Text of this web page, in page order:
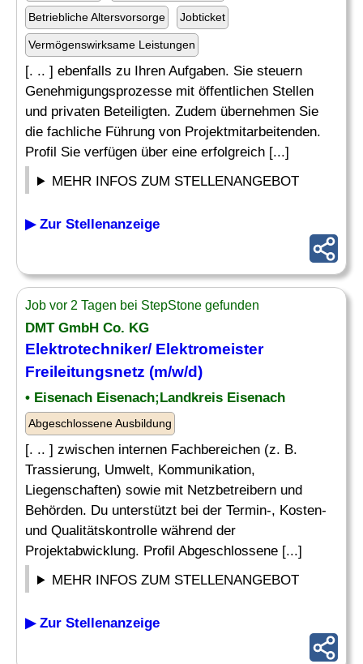
Betriebliche Altersvorsorge Jobticket
Vermögenswirksame Leistungen
[. .. ] ebenfalls zu Ihren Aufgaben. Sie steuern
Genehmigungsprozesse mit öffentlichen Stellen
und privaten Beteiligten. Zudem übernehmen Sie
die fachliche Führung von Projektmitarbeitenden.
Profil Sie verfügen über eine erfolgreich [...]
MEHR INFOS ZUM STELLENANGEBOT
▶ Zur Stellenanzeige
Job vor 2 Tagen bei StepStone gefunden
DMT GmbH Co. KG
Elektrotechniker/ Elektromeister
Freileitungsnetz (m/w/d)
• Eisenach Eisenach;Landkreis Eisenach
Abgeschlossene Ausbildung
[. .. ] zwischen internen Fachbereichen (z. B.
Trassierung, Umwelt, Kommunikation,
Liegenschaften) sowie mit Netzbetreibern und
Behörden. Du unterstützt bei der Termin-, Kosten-
und Qualitätskontrolle während der
Projektabwicklung. Profil Abgeschlossene [...]
MEHR INFOS ZUM STELLENANGEBOT
▶ Zur Stellenanzeige